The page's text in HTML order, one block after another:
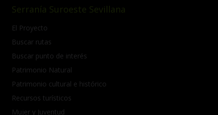
Serranía Suroeste Sevillana
El Proyecto
Buscar rutas
Buscar punto de interés
Patrimonio Natural
Patrimonio cultural e histórico
Recursos turísticos
Mujer y Juventud